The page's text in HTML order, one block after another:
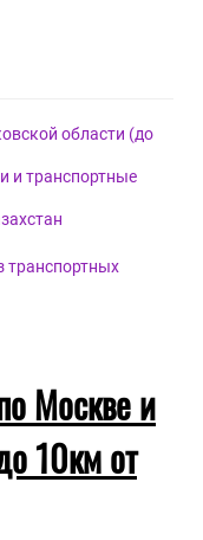
области (до
и транспортные
транспортных
Москве и
10км от